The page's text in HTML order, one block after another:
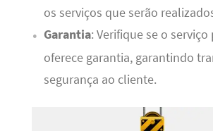
os serviços que serão
Garantia: Verifique se o serviço
oferece garantia, garantindo
segurança ao cliente.